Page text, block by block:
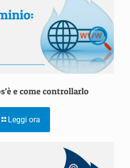
e come controllarlo
Leggi ora